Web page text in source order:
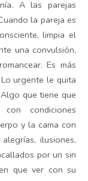
A las parejas
la pareja es
limpia el
una convulsión,
Es más
urgente le quita
que tiene que
condiciones
y la cama con
ilusiones,
por un sin
que ver con su